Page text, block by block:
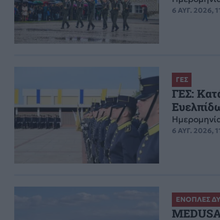
6 ΑΥΓ. 2026,
ΓΕΣ
ΓΕΣ:
6 ΑΥΓ. 2026,
ΕΝΟΠΛΕΣ